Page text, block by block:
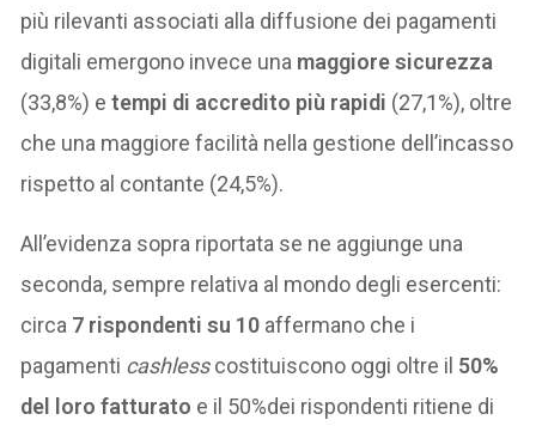
più rilevanti associati alla diffusione dei pagamenti
digitali emergono invece una maggiore sicurezza
(33,8%) etempi di accredito più rapidi (27,1%), oltre
che una maggiore facilità nella gestione dell’incasso
rispetto al contante (24,5%).
All’evidenza sopra riportata se ne aggiunge una
seconda, sempre relativa al mondo degli esercenti:
circa 7 rispondenti su 10 affermano che i
pagamenti cashlesscostituiscono oggi oltre il 50%
del loro fatturato e il 50%dei rispondenti ritiene di